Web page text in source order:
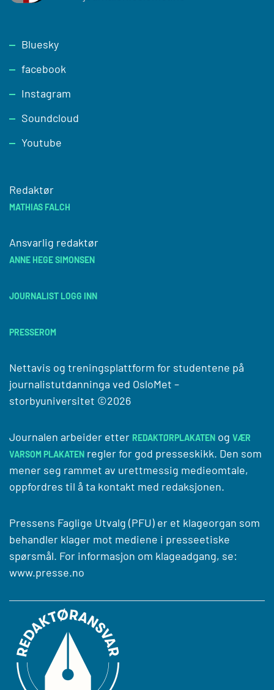
Footer
Bluesky
facebook
Instagram
Soundcloud
Youtube
Redaktør
MATHIAS FALCH
Ansvarlig redaktør
ANNE HEGE SIMONSEN
JOURNALIST LOGG INN
PRESSEROM
Nettavis og treningsplattform for studentene på
journalistutdanninga ved OsloMet –
storbyuniversitet ©2026
Journalen arbeider etter REDAKTØRPLAKATEN og VÆR
VARSOM PLAKATEN regler for god presseskikk. Den som
mener seg rammet av urettmessig medieomtale,
oppfordres til å ta kontakt med redaksjonen.
Pressens Faglige Utvalg (PFU) er et klageorgan som
behandler klager mot mediene i presseetiske
spørsmål. For informasjon om klageadgang, se:
www.presse.no